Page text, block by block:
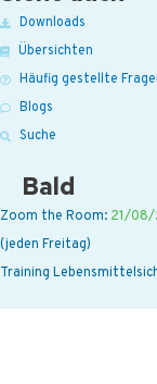
Downloads
Übersichten
Häufig gestellte
Blogs
Suche
Bald
Zoom the Room: 21/
(jeden Freitag)
Training